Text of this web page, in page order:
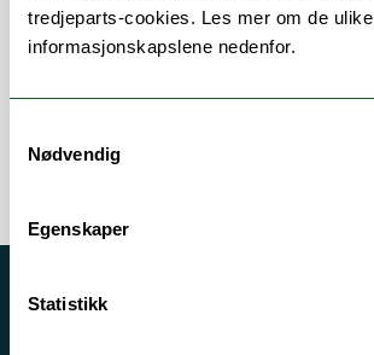
tredjeparts-cookies. Les mer om de ulike
informasjonskapslene nedenfor.
Nødvendig
Egenskaper
Statistikk
Akutt hjelp